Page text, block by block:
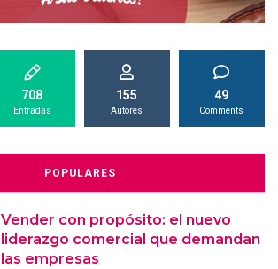
708
Entradas
155
Autores
49
Comments
POPULARES
Vender con propósito: el nuevo
liderazgo comercial que demandan
las empresas